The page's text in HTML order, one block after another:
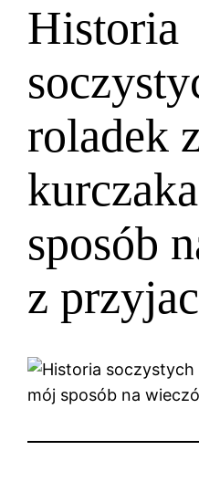
Historia
roladek
sposób
z